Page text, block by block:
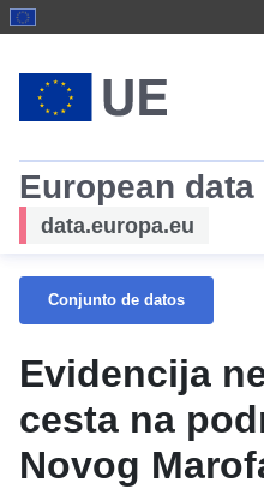
European data
data.europa.eu
Conjunto de datos
Evidencija
cesta na
Novog